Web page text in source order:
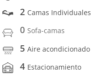
2 Camas Individuales
0 Sofa-camas
5Aire acondicionado
4 Estacionamiento